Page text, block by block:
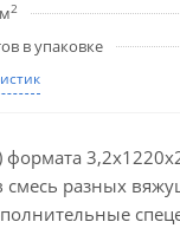
2
в упаковке
разных